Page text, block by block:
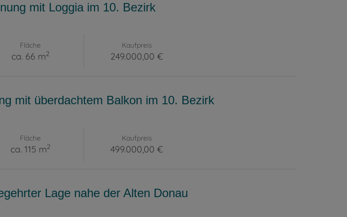
mit Loggia im 10. Bezirk
Fläche
ca. 66 m2
Kaufpreis
249.000,00 €
mit überdachtem Balkon im 10. Bezirk
Fläche
ca. 115 m2
Kaufpreis
499.000,00 €
Lage nahe der Alten Donau